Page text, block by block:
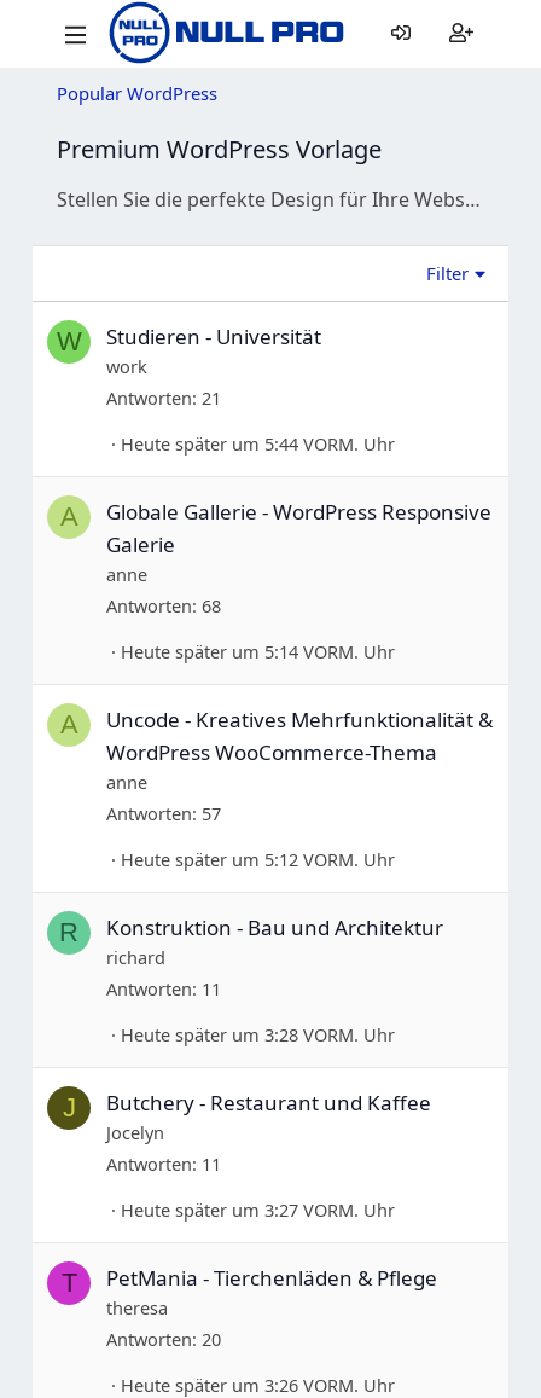
Popular WordPress
Premium WordPress Vorlage
Stellen Sie die perfekte Design für Ihre Website finden. Herunterladen Sie tausende von Premium WordPress-Themen und -Empfängern kostenlos aus unserer umfangreichen Sammlung.
Filter
W Studieren - Universität
work
Antworten 21
Heute später um 5:44 VORM. Uhr
A
Globale Gallerie - WordPress Responsive
Galerie
anne
Antworten 68
Heute später um 5:14 VORM. Uhr
A
Uncode - Kreatives Mehrfunktionalität &
WordPress WooCommerce-Thema
anne
Antworten 57
Heute später um 5:12 VORM. Uhr
R Konstruktion - Bau und Architektur
richard
Antworten 11
Heute später um 3:28 VORM. Uhr
J Butchery - Restaurant und Kaffee
Jocelyn
Antworten 11
Heute später um 3:27 VORM. Uhr
T PetMania - Tierchenläden & Pflege
theresa
Antworten 20
Heute später um 3:26 VORM. Uhr